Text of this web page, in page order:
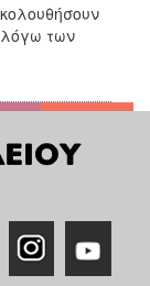
λόγω των